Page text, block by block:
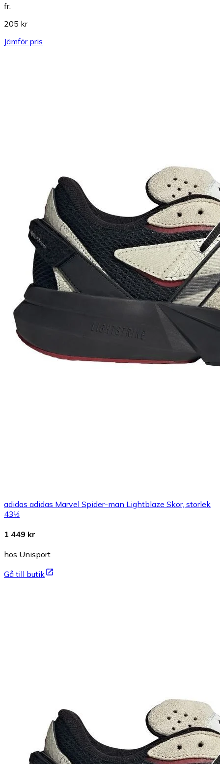
fr.
205 kr
Jämför pris
adidas adidas Marvel Spider-man Lightblaze Skor, storlek
43⅓
1 449 kr
hos Unisport
Gå till butik